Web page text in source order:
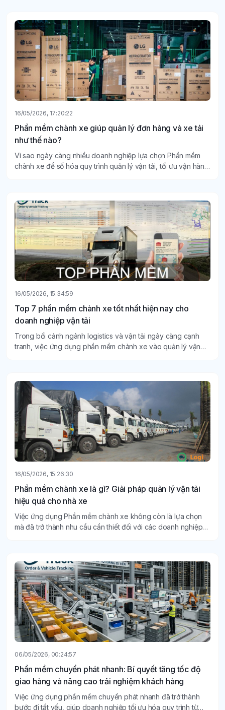
16/05/2026, 17:20:22
Phần mềm chành xe giúp quản lý đơn hàng và xe tải
như thế nào?
Vì sao ngày càng nhiều doanh nghiệp lựa chọn Phần mềm
chành xe để số hóa quy trình quản lý vận tải, tối ưu vận hành
16/05/2026, 15:34:59
Top 7 phần mềm chành xe tốt nhất hiện nay cho
doanh nghiệp vận tải
Trong bối cảnh ngành logistics và vận tải ngày càng cạnh
tranh, việc ứng dụng phần mềm chành xe vào quản lý vận
16/05/2026, 15:26:30
Phần mềm chành xe là gì? Giải pháp quản lý vận tải
hiệu quả cho nhà xe
Việc ứng dụng Phần mềm chành xe không còn là lựa chọn
mà đã trở thành nhu cầu cần thiết đối với các doanh nghiệp
06/05/2026, 00:24:57
Phần mềm chuyển phát nhanh: Bí quyết tăng tốc độ
giao hàng và nâng cao trải nghiệm khách hàng
Việc ứng dụng phần mềm chuyển phát nhanh đã trở thành
bước đi tất yếu, giúp doanh nghiệp tối ưu hóa quy trình từ